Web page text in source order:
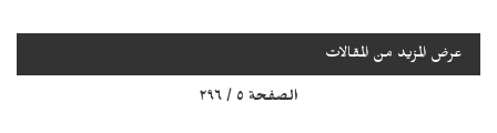
عرض المزيد من المقالات
الصفحة ٥ / ٢٩٦